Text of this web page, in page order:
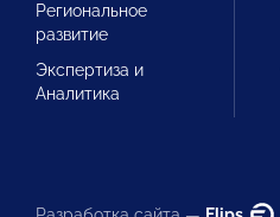
Региональное
развитие
Экспертиза и
Аналитика